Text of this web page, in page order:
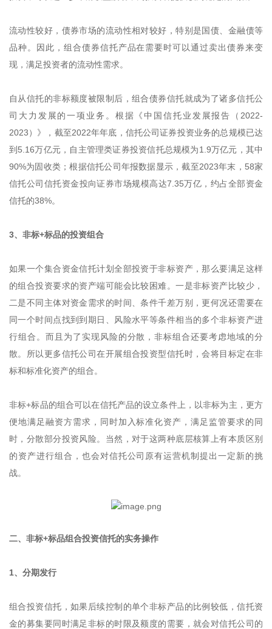
流动性较好，债券市场的流动性相对较好，特别是国债、金融债等
品种。因此，组合债券信托产品在需要时可以通过卖出债券来变
现，满足投资者的流动性需求。
自从信托的非标额度被限制后，组合债券信托就成为了诸多信托公
司大力发展的一项业务。根据《中国信托业发展报告（2022-
2023）》，截至2022年年底，信托公司证券投资业务的总规模已达
到5.16万亿元，自主管理类证券投资信托总规模为1.9万亿元，其中
90%为固收类；根据信托公司年报数据显示，截至2023年末，58家
信托公司信托资金投向证券市场规模高达7.35万亿，约占全部资金
信托的38%。
3、非标+标品的投资组合
如果一个集合资金信托计划全部投资于非标资产，那么要满足这样
的组合投资要求的资产端可能会比较困难。一是非标资产比较少，
二是不同主体对资金需求的时间、条件千差万别，更何况还需要在
同一个时间点找到到期日、风险水平等条件相当的多个非标资产进
行组合。而且为了实现风险的分散，非标组合还要考虑地域的分
散。所以更多信托公司在开展组合投资型信托时，会将目标定在非
标和标准化资产的组合。
非标+标品的组合可以在信托产品的设立条件上，以非标为主，更方
便地满足融资方需求，同时加入标准化资产，满足监管要求的同
时，分散部分投资风险。当然，对于这两种底层核算上有本质区别
的资产进行组合，也会对信托公司原有运营机制提出一定新的挑
战。
二、非标+标品组合投资信托的实务操作
1、分期发行
组合投资信托，如果后续控制的单个非标产品的比例较低，信托资
金的募集要同时满足非标的时限及额度的需要，就会对信托公司的